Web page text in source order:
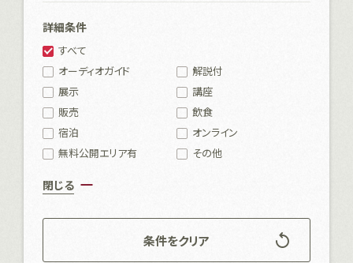
詳細条件
すべて
オーディオガイド
解説付
展示
講座
販売
飲食
宿泊
オンライン
無料公開エリア有
その他
条件をクリア